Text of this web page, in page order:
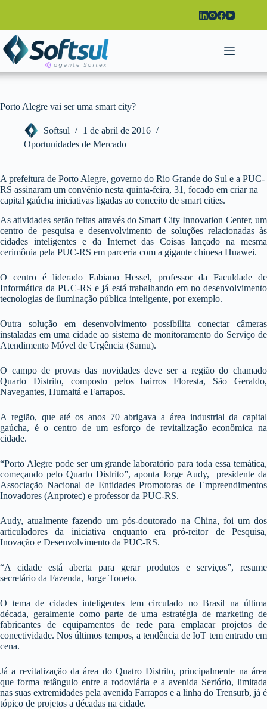
conteúdo
Porto Alegre vai ser uma smart city?
Softsul
1 de abril de 2016
Oportunidades de Mercado
A prefeitura de Porto Alegre, governo do Rio Grande do Sul e a PUC-
RS assinaram um convênio nesta quinta-feira, 31, focado em criar na
capital gaúcha iniciativas ligadas ao conceito de smart cities.
As atividades serão feitas através do Smart City Innovation Center, um
centro de pesquisa e desenvolvimento de soluções relacionadas às
cidades inteligentes e da Internet das Coisas lançado na mesma
cerimônia pela PUC-RS em parceria com a gigante chinesa Huawei.
O centro é liderado Fabiano Hessel, professor da Faculdade de
Informática da PUC-RS e já está trabalhando em no desenvolvimento
tecnologias de iluminação pública inteligente, por exemplo.
Outra solução em desenvolvimento possibilita conectar câmeras
instaladas em uma cidade ao sistema de monitoramento do Serviço de
Atendimento Móvel de Urgência (Samu).
O campo de provas das novidades deve ser a região do chamado
Quarto Distrito, composto pelos bairros Floresta, São Geraldo,
Navegantes, Humaitá e Farrapos.
A região, que até os anos 70 abrigava a área industrial da capital
gaúcha, é o centro de um esforço de revitalização econômica na
cidade.
“Porto Alegre pode ser um grande laboratório para toda essa temática,
começando pelo Quarto Distrito”, aponta Jorge Audy, presidente da
Associação Nacional de Entidades Promotoras de Empreendimentos
Inovadores (Anprotec) e professor da PUC-RS.
Audy, atualmente fazendo um pós-doutorado na China, foi um dos
articuladores da iniciativa enquanto era pró-reitor de Pesquisa,
Inovação e Desenvolvimento da PUC-RS.
“A cidade está aberta para gerar produtos e serviços”, resume
secretário da Fazenda, Jorge Toneto.
O tema de cidades inteligentes tem circulado no Brasil na última
década, geralmente como parte de uma estratégia de marketing de
fabricantes de equipamentos de rede para emplacar projetos de
conectividade. Nos últimos tempos, a tendência de IoT tem entrado em
cena.
Já a revitalização da área do Quatro Distrito, principalmente na área
que forma retângulo entre a rodoviária e a avenida Sertório, limitada
nas suas extremidades pela avenida Farrapos e a linha do Trensurb, já é
tópico de projetos a décadas na cidade.